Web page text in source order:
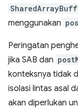
menggunakan
Peringatan
jika SAB dan
konteksnya tidak
isolasi lintas asal
akan diperlukan